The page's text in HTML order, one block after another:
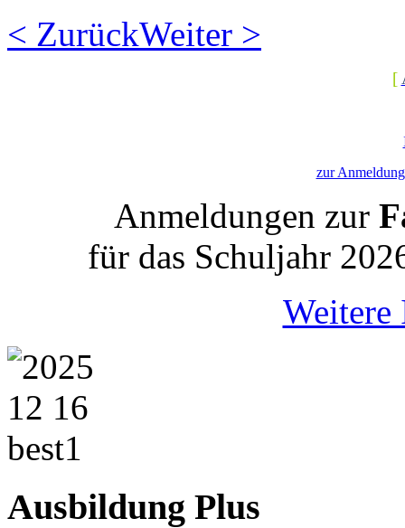
< ZurückWeiter >
[
zur
Anmeldungen zur
für das Schuljahr
Weitere
Ausbildung Plus